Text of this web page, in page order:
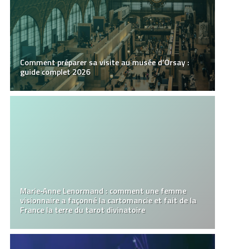
Comment préparer sa visite au musée d’Orsay :
guide complet 2026
Marie‑Anne Lenormand : comment une femme
visionnaire a façonné la cartomancie et fait de la
France la terre du tarot divinatoire